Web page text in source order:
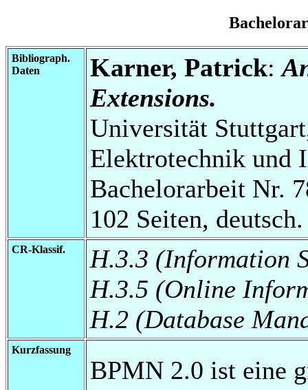
Bibliograph.
Daten
Karner, Patrick:
Extensions.
Universität
Elektrotechnik und
Bachelorarbeit Nr.
102 Seiten, deutsch.
CR-Klassif.
H.3.3 (Information
H.3.5 (Online
H.2 (Database
Kurzfassung
BPMN 2.0 ist eine